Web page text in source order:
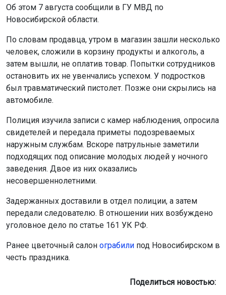
Об этом 7 августа сообщили в ГУ МВД по
Новосибирской области.
По словам продавца, утром в магазин зашли несколько
человек, сложили в корзину продукты и алкоголь, а
затем вышли, не оплатив товар. Попытки сотрудников
остановить их не увенчались успехом. У подростков
был травматический пистолет. Позже они скрылись на
автомобиле.
Полиция изучила записи с камер наблюдения, опросила
свидетелей и передала приметы подозреваемых
наружным службам. Вскоре патрульные заметили
подходящих под описание молодых людей у ночного
заведения. Двое из них оказались
несовершеннолетними.
Задержанных доставили в отдел полиции, а затем
передали следователю. В отношении них возбуждено
уголовное дело по статье 161 УК РФ.
Ранее цветочный салон ограбили под Новосибирском в
честь праздника.
Поделиться новостью: